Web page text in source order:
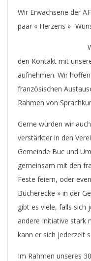
Wir Erwachsene der
paar « Herzens » -
den Kontakt mit
aufnehmen. Wir
französischen
Rahmen von
Gerne würden wir
verstärkter in den
Gemeinde Buc und
gemeinsam mit den
Feste feiern, oder
Bücherecke » in der
gibt es viele, falls sich
andere Initiative stark
kann er sich jederzeit
Im Rahmen unseres